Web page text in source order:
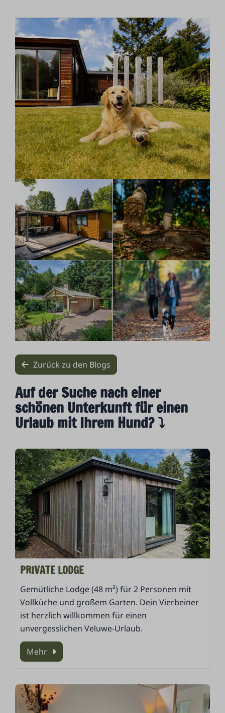
Zurück zu den Blogs
Auf der Suche nach einer
schönen Unterkunft für einen
Urlaub mit Ihrem Hund? ⤵
PRIVATE LODGE
Gemütliche Lodge (48 m²) für 2 Personen mit
Vollküche und großem Garten. Dein Vierbeiner
ist herzlich willkommen für einen
unvergesslichen Veluwe-Urlaub.
Mehr